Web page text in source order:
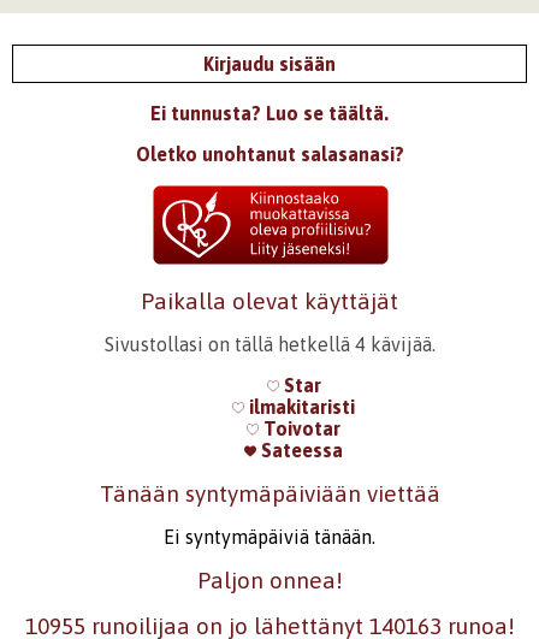
Kirjaudu sisään
Ei tunnusta? Luo se täältä.
Oletko unohtanut salasanasi?
Paikalla olevat käyttäjät
Sivustollasi on tällä hetkellä 4 kävijää.
Star
ilmakitaristi
Toivotar
Sateessa
Tänään syntymäpäiviään viettää
Ei syntymäpäiviä tänään.
Paljon onnea!
10955 runoilijaa on jo lähettänyt 140163 runoa!